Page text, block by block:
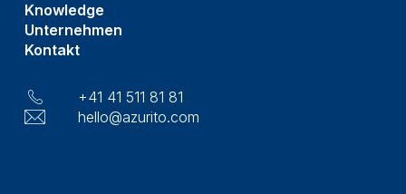
Knowledge
Unternehmen
Kontakt
+41 41 511 81 81
hello@azurito.com